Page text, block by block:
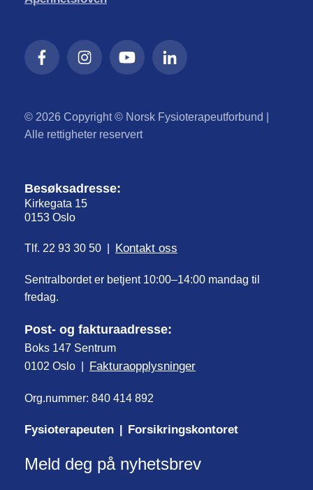
© 2026 Copyright © Norsk Fysioterapeutforbund |
Alle rettigheter reservert
Besøksadresse:
Kirkegata 15
0153 Oslo
Tlf. 22 93 30 50 | Kontakt oss
Sentralbordet er betjent 10:00–14:00 mandag til
fredag.
Post- og fakturaadresse:
Boks 147 Sentrum
0102 Oslo | Fakturaopplysninger
Org.nummer: 840 414 892
Fysioterapeuten Forsikringskontoret
Meld deg på nyhetsbrev